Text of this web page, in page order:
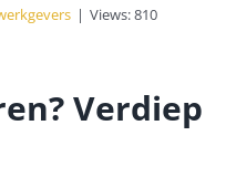
| Views: 810
Verdiep